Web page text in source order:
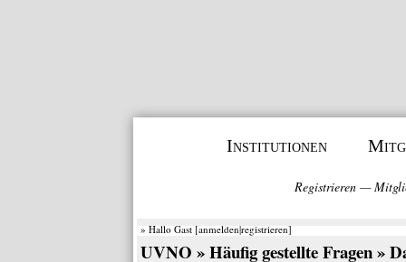
Institutionen
Registrieren—
» Hallo Gast [anmelden|registrieren]
UVNO »Häufig gestellte Fragen»